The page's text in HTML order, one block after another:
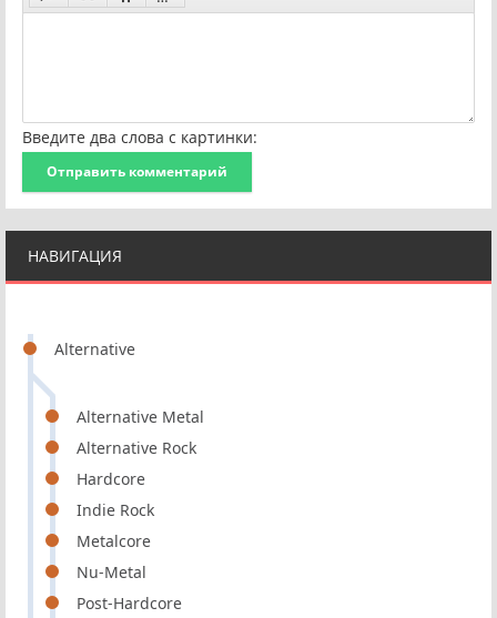
НАВИГАЦИЯ
Alternative
Alternative Metal
Alternative Rock
Hardcore
Indie Rock
Metalcore
Nu-Metal
Post-Hardcore
Введите два слова с картинки:
Отправить комментарий